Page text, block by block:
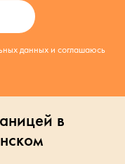
данных и соглашаюсь
в